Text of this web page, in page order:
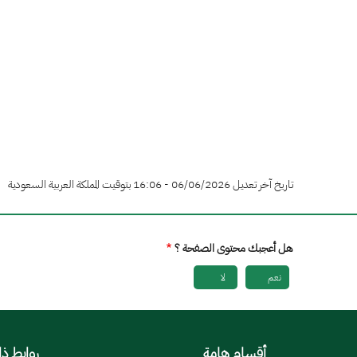
تاريخ آخر تعديل 06/06/2026 - 16:06 بتوقيت المملكة العربية السعودية
هل أعجبك محتوى الصفحة ؟
نعم لا